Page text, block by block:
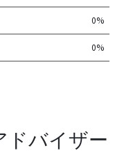
0%
0%
ドバイザー